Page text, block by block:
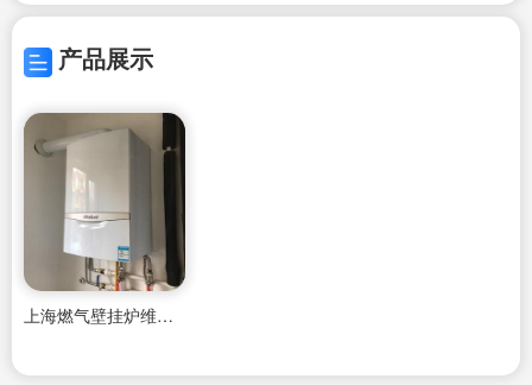
产品展示
上海燃气壁挂炉维修买大了怎么办,